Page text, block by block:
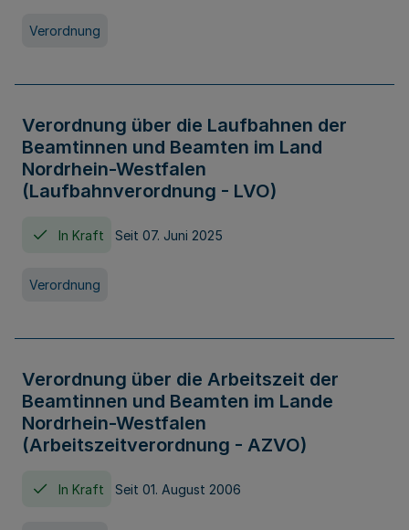
Verordnung
Verordnung über die Laufbahnen der
Beamtinnen und Beamten im Land
Nordrhein-Westfalen
(Laufbahnverordnung - LVO)
In Kraft Seit 07. Juni 2025
Verordnung
Verordnung über die Arbeitszeit der
Beamtinnen und Beamten im Lande
Nordrhein-Westfalen
(Arbeitszeitverordnung - AZVO)
In Kraft Seit 01. August 2006